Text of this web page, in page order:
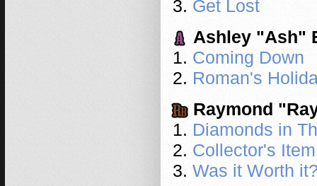
Get Lost
Ashley "Ash"
Coming Down
Roman's
Raymond
Diamonds in
Collector's Item
Was it Worth